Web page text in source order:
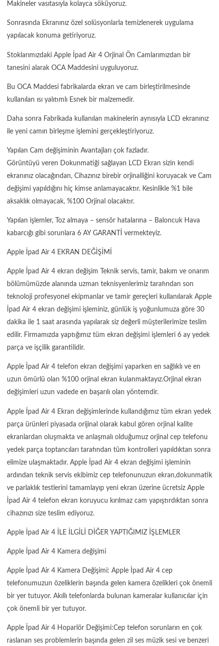
Makineler vasıtasıyla kolayca söküyoruz.
Sonrasında Ekranınız özel solüsyonlarla temizlenerek uygulama
yapılacak konuma getiriyoruz.
Stoklarımızdaki Apple İpad Air 4 Orjinal Ön Camlarımızdan bir
tanesini alarak OCA Maddesini uyguluyoruz.
Bu OCA Maddesi fabrikalarda ekran ve cam birleştirilmesinde
kullanılan ısı yalıtımlı Esnek bir malzemedir.
Daha sonra Fabrikada kullanılan makinelerin aynısıyla LCD ekranınız
ile yeni camın birleşme işlemini gerçekleştiriyoruz.
Yapılan Cam değişiminin Avantajları çok fazladır.
Görüntüyü veren Dokunmatiği sağlayan LCD Ekran sizin kendi
ekranınız olacağından, Cihazınız birebir orjinalliğini koruyacak ve Cam
değişimi yapıldığını hiç kimse anlamayacaktır. Kesinlikle %1 bile
aksaklık olmayacak, %100 Orjinal olacaktır.
Yapılan işlemler, Toz almaya – sensör hatalarına – Baloncuk Hava
kabarcığı gibi sorunlara 6 AY GARANTİ vermekteyiz.
Apple İpad Air 4 EKRAN DEĞİŞİMİ
Apple İpad Air 4 ekran değişim Teknik servis, tamir, bakım ve onarım
bölümümüzde alanında uzman teknisyenlerimiz tarafından son
teknoloji profesyonel ekipmanlar ve tamir gereçleri kullanılarak Apple
İpad Air 4 ekran değişimi işleminiz, günlük iş yoğunlumuza göre 30
dakika ile 1 saat arasında yapılarak siz değerli müşterilerimize teslim
edilir. Firmamızda yaptığımız tüm ekran değişimi işlemleri 6 ay yedek
parça ve işçilik garantilidir.
Apple İpad Air 4 telefon ekran değişimi yaparken en sağlıklı ve en
uzun ömürlü olan %100 orjinal ekran kulanmaktayız.Orjinal ekran
değişimleri uzun vadede en başarılı olan yöntemdir.
Apple İpad Air 4 Ekran değişimlerinde kullandığımız tüm ekran yedek
parça ürünleri piyasada orijinal olarak kabul gören orjinal kalite
ekranlardan oluşmakta ve anlaşmalı olduğumuz orjinal cep telefonu
yedek parça toptancıları tarafından tüm kontrolleri yapıldıktan sonra
elimize ulaşmaktadır. Apple İpad Air 4 ekran değişimi işleminin
ardından teknik servis ekibimiz cep telefonunuzun ekran,dokunmatik
ve parlaklık testlerini tamamlayıp yeni ekran üzerine ücretsiz Apple
İpad Air 4 telefon ekran koruyucu kırılmaz cam yapıştırdıktan sonra
cihazınızı size teslim ediyoruz.
Apple İpad Air 4 İLE İLGİLİ DİĞER YAPTIĞIMIZ İŞLEMLER
Apple İpad Air 4 Kamera değişimi
Apple İpad Air 4 Kamera Değişimi: Apple İpad Air 4 cep
telefonumuzun özeliklerin başında gelen kamera özelikleri çok önemli
bir yer tutuyor. Akıllı telefonlarda bulunan kameralar kullanıcılar için
çok önemli bir yer tutuyor.
Apple İpad Air 4 Hoparlör Değişimi:Cep telefon sorunların en çok
raslanan ses problemlerin başında gelen zil ses müzik sesi ve benzeri